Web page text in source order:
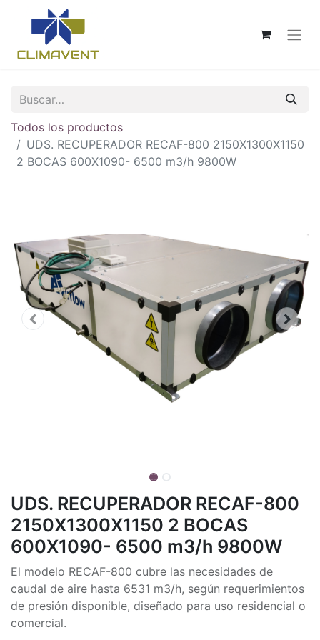
Todos los productos
UDS. RECUPERADOR RECAF-800 2150X1300X1150
2 BOCAS 600X1090- 6500 m3/h 9800W
UDS. RECUPERADOR RECAF-800
2150X1300X1150 2 BOCAS
600X1090- 6500 m3/h 9800W
El modelo RECAF-800 cubre las necesidades de
caudal de aire hasta 6531 m3/h, según requerimientos
de presión disponible, diseñado para uso residencial o
comercial.